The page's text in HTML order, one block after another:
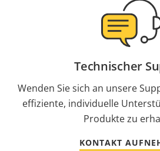
Technischer
Wenden Sie sich an unsere
effiziente, individuelle
Produkte zu
KONTAKT